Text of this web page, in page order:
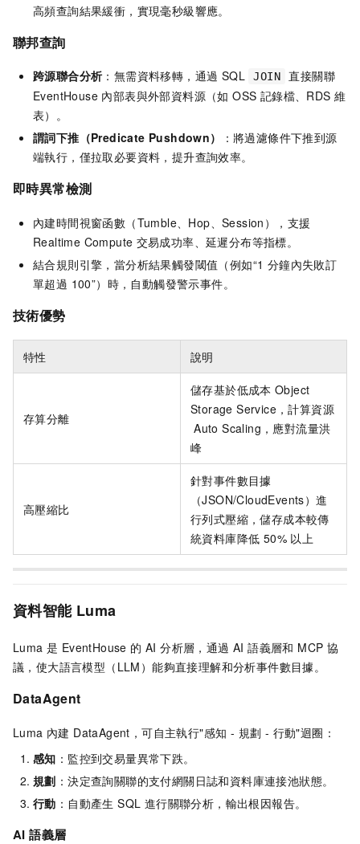
高頻查詢結果緩衝，實現毫秒級響應。
聯邦查詢
跨源聯合分析：無需資料移轉，通過 SQL JOIN
直接關聯
EventHouse 內部表與外部資料源（如 OSS 記錄檔、RDS 維
表）。
謂詞下推（Predicate Pushdown）
：將過濾條件下推到源
端執行，僅拉取必要資料，提升查詢效率。
即時異常檢測
內建時間視窗函數（Tumble、Hop、Session），支援
Realtime Compute 交易成功率、延遲分布等指標。
結合規則引擎，當分析結果觸發閾值（例如“1 分鐘內失敗訂
單超過 100”）時，自動觸發警示事件。
技術優勢
特性 說明
存算分離
儲存基於低成本 Object
Storage Service，計算資源
Auto Scaling，應對流量洪
峰
高壓縮比
針對事件數目據
（JSON/CloudEvents）進
行列式壓縮，儲存成本較傳
統資料庫降低 50% 以上
資料智能 Luma
Luma 是 EventHouse 的 AI 分析層，通過 AI 語義層和 MCP 協
議，使大語言模型（LLM）能夠直接理解和分析事件數目據。
DataAgent
Luma 內建 DataAgent，可自主執行"感知 - 規劃 - 行動"迴圈：
感知 ：監控到交易量異常下跌。
規劃 ：決定查詢關聯的支付網關日誌和資料庫連接池狀態。
行動 ：自動產生 SQL 進行關聯分析，輸出根因報告。
AI 語義層